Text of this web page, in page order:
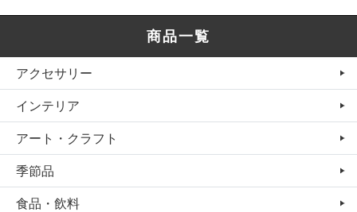
商品一覧
アクセサリー
インテリア
アート・クラフト
季節品
食品・飲料